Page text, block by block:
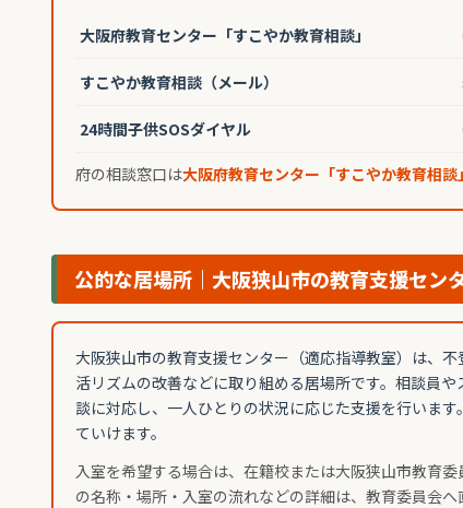
大阪府教育センター「すこやか教育相談」
すこやか教育相談（メール）
24時間子供SOSダイヤル
府の相談窓口は大阪府教育センター「すこやか教育相談」
公的な居場所｜大阪狭山市の教育支援セン
大阪狭山市の教育支援センター（適応指導教室）は、
活リズムの改善などに取り組める居場所です。相談員
談に対応し、一人ひとりの状況に応じた支援を行いま
ていけます。
入室を希望する場合は、在籍校または大阪狭山市教育
の名称・場所・入室の流れなどの詳細は、教育委員会へ